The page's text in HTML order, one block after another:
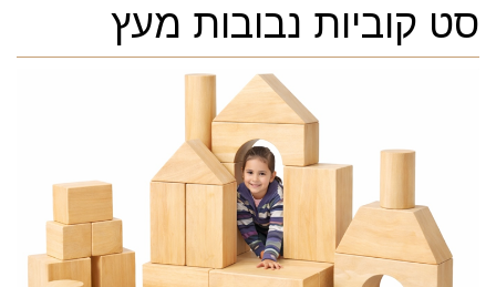
סט קוביות נבובות מעץ